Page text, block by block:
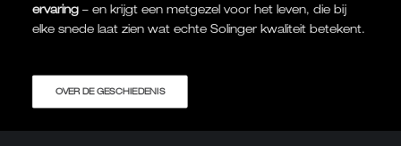
ervaring – en krijgt een metgezel voor het leven, die bij
elke snede laat zien wat echte Solinger kwaliteit betekent.
OVER DE GESCHIEDENIS